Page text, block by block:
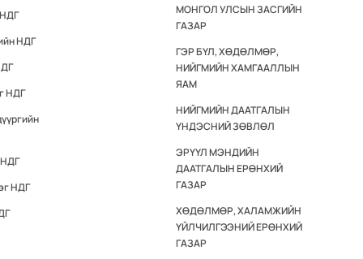
НДГ
НДГ
НДГ
НДГ
НДГ
МОНГОЛ УЛСЫН ЗАСГИЙН
ГАЗАР
ГЭР БҮЛ, ХӨДӨЛМӨР,
НИЙГМИЙН ХАМГААЛЛЫН
ЯАМ
НИЙГМИЙН ДААТГАЛЫН
ҮНДЭСНИЙ ЗӨВЛӨЛ
ЭРҮҮЛ МЭНДИЙН
ДААТГАЛЫН ЕРӨНХИЙ
ГАЗАР
ХӨДӨЛМӨР, ХАЛАМЖИЙН
ҮЙЛЧИЛГЭЭНИЙ ЕРӨНХИЙ
ГАЗАР